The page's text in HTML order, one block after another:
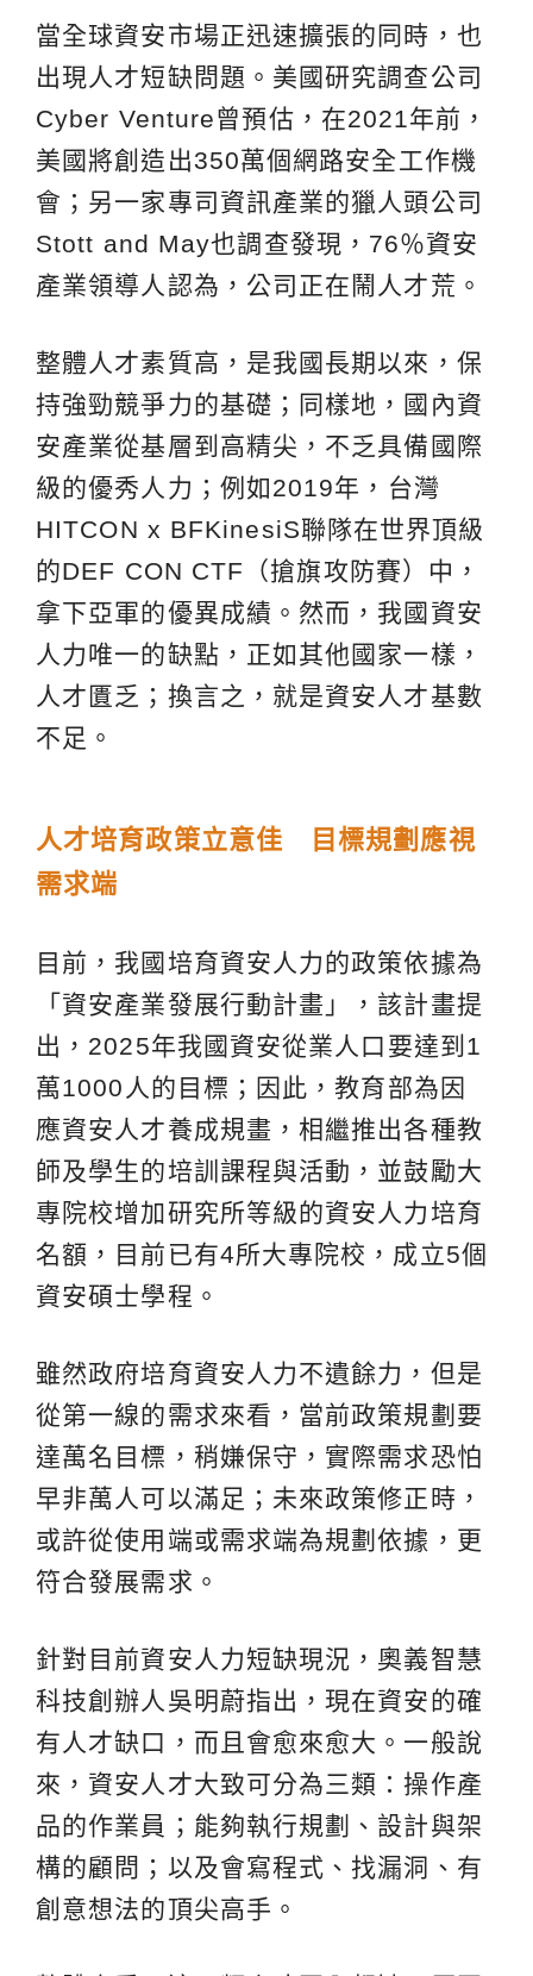
當全球資安市場正迅速擴張的同時，也
出現人才短缺問題。美國研究調查公司
Cyber Venture曾預估，在2021年前，
美國將創造出350萬個網路安全工作機
會；另一家專司資訊產業的獵人頭公司
Stott and May也調查發現，76％資安
產業領導人認為，公司正在鬧人才荒。
整體人才素質高，是我國長期以來，保
持強勁競爭力的基礎；同樣地，國內資
安產業從基層到高精尖，不乏具備國際
級的優秀人力；例如2019年，台灣
HITCON x BFKinesiS聯隊在世界頂級
的DEF CON CTF（搶旗攻防賽）中，
拿下亞軍的優異成績。然而，我國資安
人力唯一的缺點，正如其他國家一樣，
人才匱乏；換言之，就是資安人才基數
不足。
人才培育政策立意佳 目標規劃 應視
需求端
目前，我國培育資安人力的政策依據為
「資安產業發展行動計畫」，該計畫提
出，2025年我國資安從業人口要達到1
萬1000人的目標；因此，教育部為因
應資安人才養成規畫，相繼推出各種教
師及學生的培訓課程與活動，並鼓勵大
專院校增加研究所等級的資安人力培育
名額，目前已有4所大專院校，成立5個
資安碩士學程。
雖然政府培育資安人力不遺餘力，但是
從第一線的需求來看，當前政策規劃要
達萬名目標，稍嫌保守，實際需求恐怕
早非萬人可以滿足；未來政策修正時，
或許從使用端或需求端為規劃依據，更
符合發展需求。
針對目前資安人力短缺現況，奧義智慧
科技創辦人吳明蔚指出，現在資安的確
有人才缺口，而且會愈來愈大。一般說
來，資安人才大致可分為三類：操作產
品的作業員；能夠執行規劃、設計與架
構的顧問；以及會寫程式、找漏洞、有
創意想法的頂尖高手。